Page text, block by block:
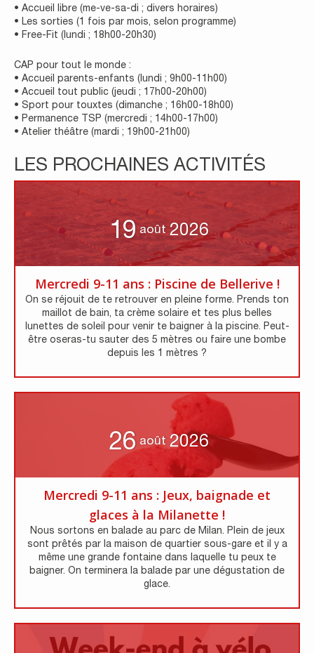
• Accueil libre (me-ve-sa-di ; divers horaires)
• Les sorties (1 fois par mois, selon programme)
• Free-Fit (lundi ; 18h00-20h30)
CAP pour tout le monde :
• Accueil parents-enfants (lundi ; 9h00-11h00)
• Accueil tout public (jeudi ; 17h00-20h00)
• Sport pour touxtes (dimanche ; 16h00-18h00)
• Permanence TSP (mercredi ; 14h00-17h00)
• Atelier théâtre (mardi ; 19h00-21h00)
LES PROCHAINES ACTIVITÉS
19 août 2026
Mercredi 9-11 ans : Piscine de Bellerive !
On se réjouit de te retrouver en pleine forme. Prends ton
maillot de bain, ta crème solaire et tes plus belles
lunettes de soleil pour venir te baigner à la piscine. Peut-
être oseras-tu sauter des 5 mètres ou faire une bombe
depuis les 1 mètres ?
26 août 2026
Mercredi 9-11 ans : Jeux, baignade et
glaces à la Milanette !
Nous sortons en balade au parc de Milan. Plein de jeux
sont prêtés par la maison de quartier sous-gare et il y a
même une grande fontaine dans laquelle tu peux te
baigner. On terminera la balade par une dégustation de
glace.